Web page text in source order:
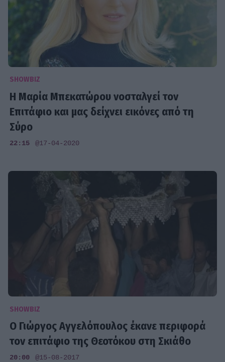
SHOWBIZ
Η Μαρία Μπεκατώρου νοσταλγεί τον
Επιτάφιο και μας δείχνει εικόνες από τη
Σύρο
22:15 @17-04-2020
SHOWBIZ
Ο Γιώργος Αγγελόπουλος έκανε περιφορά
τον επιτάφιο της Θεοτόκου στη Σκιάθο
20:00 @15-08-2017